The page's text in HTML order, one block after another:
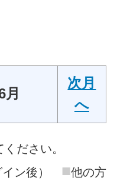
次月
へ
ださい。
イン後） ■他の方